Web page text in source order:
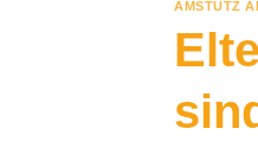
AMSTUTZ